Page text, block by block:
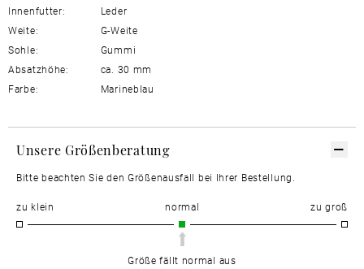
Innenfutter:
Leder
Weite:
G-Weite
Sohle:
Gummi
Absatzhöhe:
ca. 30 mm
Farbe:
Marineblau
Unsere Größenberatung
Bitte beachten Sie den Größenausfall bei Ihrer Bestellung.
zu klein normal zu groß
Größe fällt normal aus